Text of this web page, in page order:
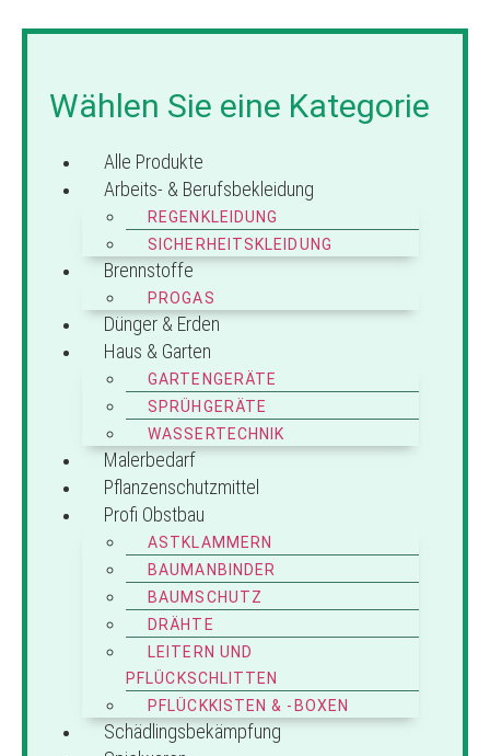
Wählen Sie eine Kategorie
Alle Produkte
Arbeits- & Berufsbekleidung
REGENKLEIDUNG
SICHERHEITSKLEIDUNG
Brennstoffe
PROGAS
Dünger & Erden
Haus & Garten
GARTENGERÄTE
SPRÜHGERÄTE
WASSERTECHNIK
Malerbedarf
Pflanzenschutzmittel
Profi Obstbau
ASTKLAMMERN
BAUMANBINDER
BAUMSCHUTZ
DRÄHTE
LEITERN UND
PFLÜCKSCHLITTEN
PFLÜCKKISTEN & -BOXEN
Schädlingsbekämpfung